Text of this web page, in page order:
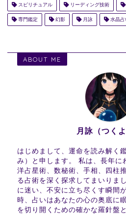
スピリチュアル リーディング技術
専門鑑定 幻影 月詠 水晶占
ABOUT ME
月詠（つくよ
はじめまして、運命を読み解く
み）と申します。 私は、長年に
洋占星術、数秘術、手相、四柱
る占術を深く探求してまいりま
に迷い、不安に立ち尽くす瞬間
時、占いはあなたの心の奥底に
を切り開くための確かな羅針盤